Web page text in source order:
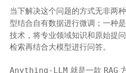
当下解决这个问题的方式无非两
型结合自有数据进行微调；一种
技术，将专业领域知识和原始提
检索再结合大模型进行问答。
Anything-LLM 就是一款 RAG